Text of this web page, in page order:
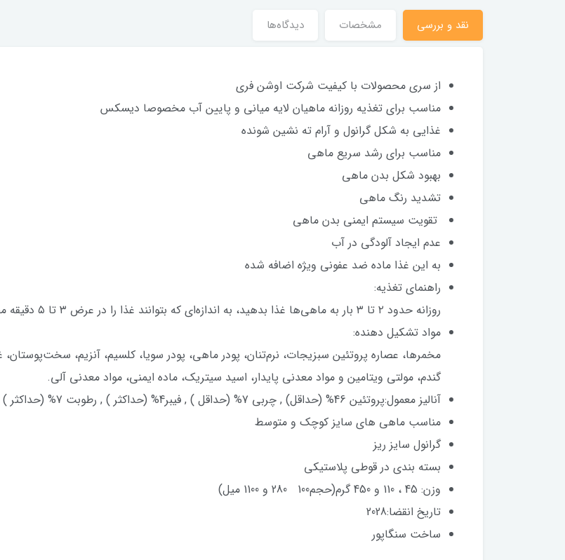
نقد و بررسی مشخصات دیدگاه‌ها
از سری محصولات با کیفیت شرکت اوشن فری
مناسب برای تغذیه روزانه ماهیان لایه میانی و پایین آب مخصوصا دیسکس
غذایی به شکل گرانول و آرام ته نشین شونده
مناسب برای رشد سریع ماهی
بهبود شکل بدن ماهی
تشدید رنگ ماهی
تقویت سیستم ایمنی بدن ماهی
عدم ایجاد آلودگی در آب
به این غذا ماده ضد عفونی ویژه اضافه شده
راهنمای تغذیه:
روزانه حدود ۲ تا ۳ بار به ماهی‌ها غذا بدهید، به اندازه‌ای که بتوانند غذا را در عرض ۳ تا ۵ دقیقه مصرف کنند.
مواد تشکیل دهنده:
مخمرها، عصاره پروتئین سبزیجات، نرم‌تنان، پودر ماهی، پودر سویا، کلسیم، آنزیم،
گندم، مولتی ویتامین و مواد معدنی پایدار، اسید سیتریک، ماده ایمنی، مواد معدنی آلی.
آنالیز معمول:پروتئین 46% (حداقل) , چربی 7% (حداقل ) , فیبر4% (حداکثر ) , رطوبت 7% (حداکثر )
مناسب ماهی های سایز کوچک و متوسط
گرانول سایز ریز
بسته بندی در قوطی پلاستیکی
وزن: 45 ، 110 و 450 گرم(حجم100 280 و 1100 میل)
تاریخ انقضا:2028
ساخت سنگاپور